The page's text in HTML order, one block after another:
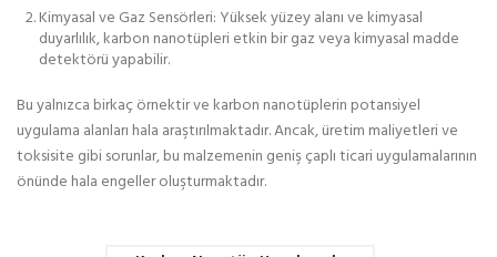
Kimyasal ve Gaz Sensörleri: Yüksek yüzey alanı ve kimyasal
duyarlılık, karbon nanotüpleri etkin bir gaz veya kimyasal madde
detektörü yapabilir.
Bu yalnızca birkaç örnektir ve karbon nanotüplerin potansiyel
uygulama alanları hala araştırılmaktadır. Ancak, üretim maliyetleri ve
toksisite gibi sorunlar, bu malzemenin geniş çaplı ticari uygulamalarının
önünde hala engeller oluşturmaktadır.